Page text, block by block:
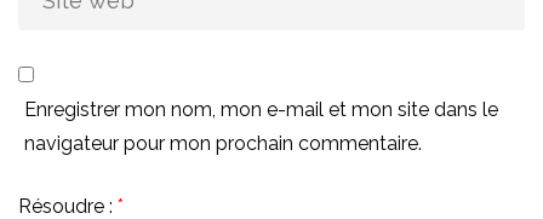
Enregistrer mon nom, mon e-mail et mon site dans le
navigateur pour mon prochain commentaire.
Résoudre : *